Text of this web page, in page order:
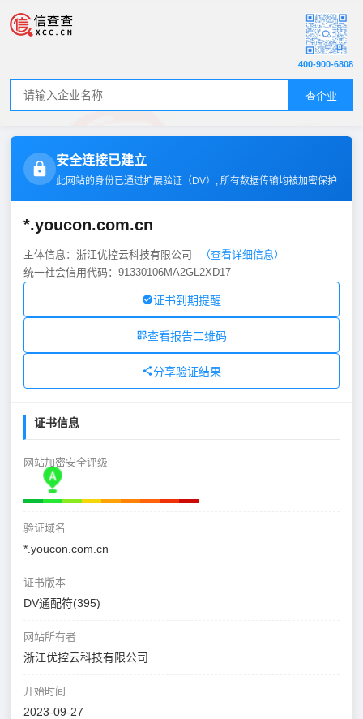
查企业
400-900-6808
安全连接已建立
此网站的身份已通过扩展验证（DV）, 所有数据传输均被加密保护
*.youcon.com.cn
主体信息：浙江优控云科技有限公司
（查看详细信息）
统一社会信用代码：91330106MA2GL2XD17
证书到期提醒
查看报告二维码
分享验证结果
证书信息
网站加密安全评级
验证域名
*.youcon.com.cn
证书版本
DV通配符(395)
网站所有者
浙江优控云科技有限公司
开始时间
2023-09-27